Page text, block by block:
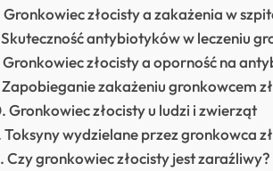
Gronkowiec złocisty a zakażenia w
Skuteczność antybiotyków w leczeniu
Gronkowiec złocisty a oporność na
Zapobieganie zakażeniu gronkowcem
Gronkowiec złocisty u ludzi i zwierząt
Toksyny wydzielane przez gronkowca
Czy gronkowiec złocisty jest zaraźliwy?